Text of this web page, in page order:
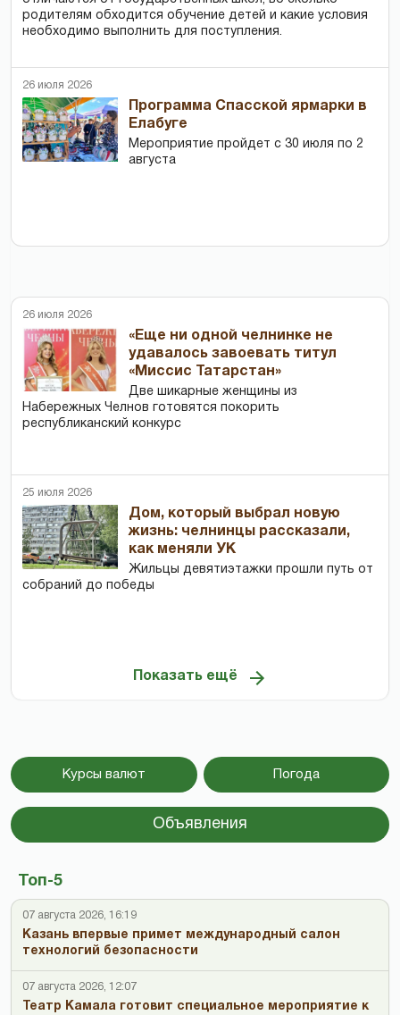
родителям обходится обучение детей и какие условия
необходимо выполнить для поступления.
26 июля 2026
Программа Спасской ярмарки в
Елабуге
Мероприятие пройдет с 30 июля по 2
августа
26 июля 2026
«Еще ни одной челнинке не
удавалось завоевать титул
«Миссис Татарстан»
Две шикарные женщины из
Набережных Челнов готовятся покорить
республиканский конкурс
25 июля 2026
Дом, который выбрал новую
жизнь: челнинцы рассказали,
как меняли УК
Жильцы девятиэтажки прошли путь от
собраний до победы
Показать ещё
Курсы валют Погода
Объявления
Топ-5
07 августа 2026, 16:19
Казань впервые примет международный салон
технологий безопасности
07 августа 2026, 12:07
Театр Камала готовит специальное мероприятие к